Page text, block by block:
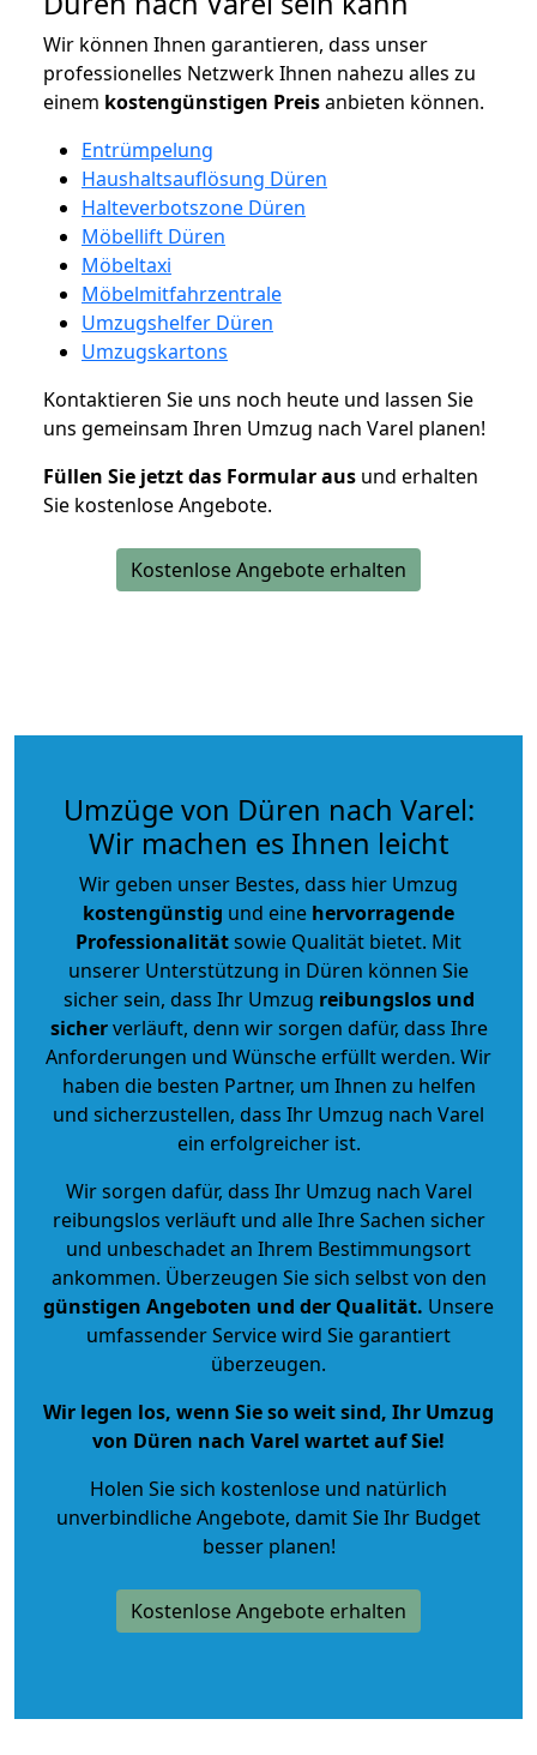
Wir können Ihnen garantieren, dass unser
professionelles Netzwerk Ihnen nahezu alles zu
einem kostengünstigen Preisanbieten können.
Entrümpelung
Haushaltsauflösung Düren
Halteverbotszone Düren
Möbellift Düren
Möbeltaxi
Möbelmitfahrzentrale
Umzugshelfer Düren
Umzugskartons
Kontaktieren Sie uns noch heute und lassen Sie
uns gemeinsam Ihren Umzug nach Varel planen!
Füllen Sie jetzt das Formular aus und erhalten
Sie kostenlose Angebote.
Kostenlose Angebote erhalten
Umzüge von Düren nach Varel:
Wir machen es Ihnen leicht
Wir geben unser Bestes, dass hier Umzug
kostengünstig und eine hervorragende
Professionalitätsowie Qualität bietet. Mit
unserer Unterstützung in Düren können Sie
sicher sein, dass Ihr Umzug reibungslos und
sicherverläuft, denn wir sorgen dafür, dass Ihre
Anforderungen und Wünsche erfüllt werden. Wir
haben die besten Partner, um Ihnen zu helfen
und sicherzustellen, dass Ihr Umzug nach Varel
ein erfolgreicher ist.
Wir sorgen dafür, dass Ihr Umzug nach Varel
reibungslos verläuft und alle Ihre Sachen sicher
und unbeschadet an Ihrem Bestimmungsort
ankommen. Überzeugen Sie sich selbst von den
günstigen Angeboten und der Qualität. Unsere
umfassender Service wird Sie garantiert
überzeugen.
Wir legen los, wenn Sie so weit sind, Ihr Umzug
von Düren nach Varel wartet auf Sie!
Holen Sie sich kostenlose und natürlich
unverbindliche Angebote, damit Sie Ihr Budget
besser planen!
Kostenlose Angebote erhalten